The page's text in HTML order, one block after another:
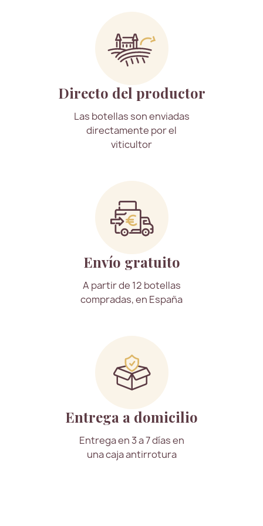
Directo del productor
Las botellas son enviadas
directamente por el
viticultor
Envío gratuito
A partir de 12 botellas
compradas, en España
Entrega a domicilio
Entrega en 3 a 7 días en
una caja antirrotura